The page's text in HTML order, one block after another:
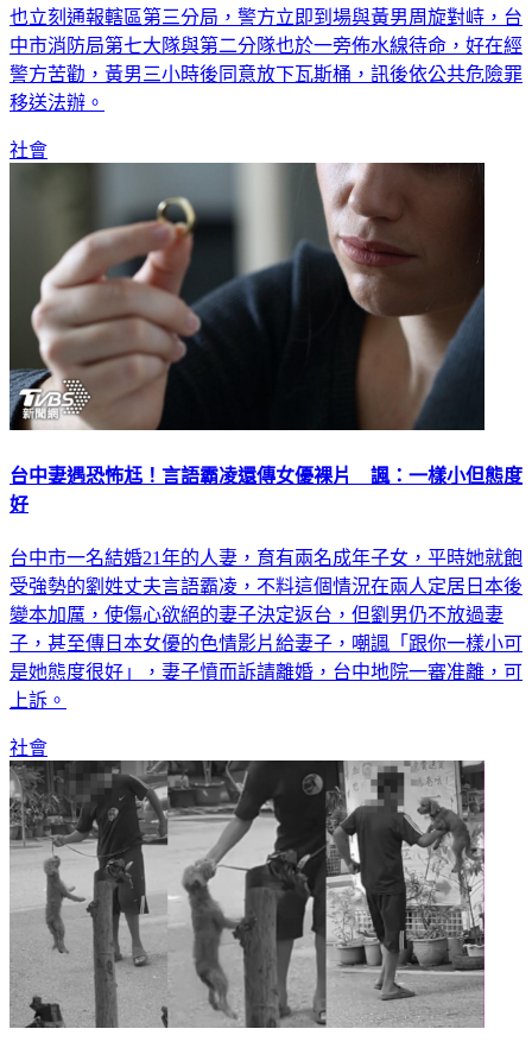
也立刻通報轄區第三分局，警方立即到場與黃男周旋對峙，台
中市消防局第七大隊與第二分隊也於一旁佈水線待命，好在經
警方苦勸，黃男三小時後同意放下瓦斯桶，訊後依公共危險罪
移送法辦。
社會
台中妻遇恐怖尪！言語霸凌還傳女優裸片 諷：一樣小但態度
好
台中市一名結婚21年的人妻，育有兩名成年子女，平時她就飽
受強勢的劉姓丈夫言語霸凌，不料這個情況在兩人定居日本後
變本加厲，使傷心欲絕的妻子決定返台，但劉男仍不放過妻
子，甚至傳日本女優的色情影片給妻子，嘲諷「跟你一樣小可
是她態度很好」，妻子憤而訴請離婚，台中地院一審准離，可
上訴。
社會